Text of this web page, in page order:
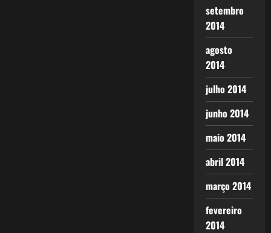
setembro
2014
agosto
2014
julho 2014
junho 2014
maio 2014
abril 2014
março 2014
fevereiro
2014